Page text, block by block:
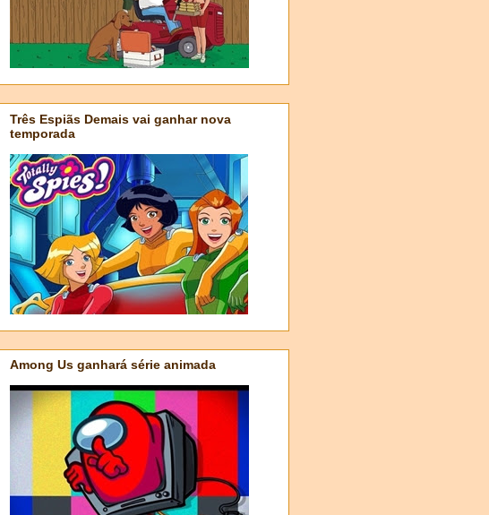
Três Espiãs Demais vai ganhar nova
temporada
Among Us ganhará série animada